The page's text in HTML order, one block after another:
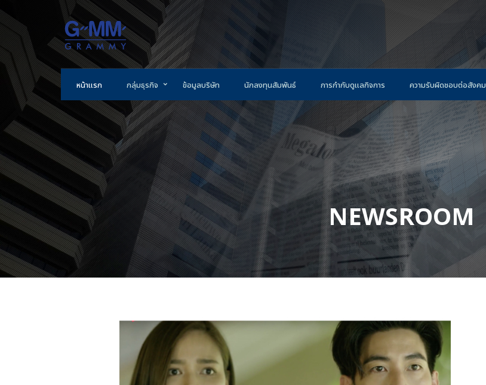
หน้าแรก กลุ่มธุรกิจ ข้อมูลบริษัท นักลงทุนสัมพันธ์ การกำกับดูแลกิจการ ความรับผิดชอบต่อสังคม
NEWSROOM